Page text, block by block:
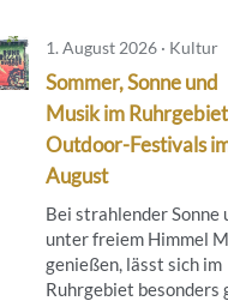
1. August 2026 · Kultur
Sommer, Sonne und
Musik im
Outdoor-Festivals
August
Bei strahlender Sonne
unter freiem Himmel
genießen, lässt sich im
Ruhrgebiet besonders